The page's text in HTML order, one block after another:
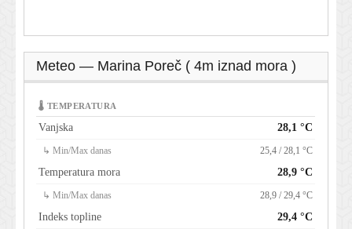
Meteo — Marina Poreč ( 4m iznad mora )
🌡 TEMPERATURA
Vanjska 28,1 °C
↳ Min/Max danas 25,4 / 28,1 °C
Temperatura mora 28,9 °C
↳ Min/Max danas 28,9 / 29,4 °C
Indeks topline
29,4 °C